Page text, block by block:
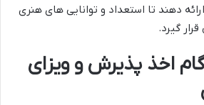
ارائه دهند تا استعداد و توانایی های هنری
گیرد.
اخذ پذیرش و ویزای